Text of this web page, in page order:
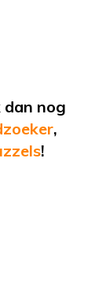
dan nog
,
!